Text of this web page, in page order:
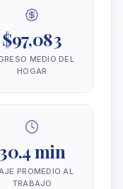
$97,083
MEDIO DEL
HOGAR
30.4 min
PROMEDIO AL
TRABAJO